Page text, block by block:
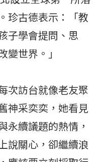
珍古德表示：「教
子學會提問、思
世界。」
次訪台就像老友聚
神采奕奕，她看見
永續議題的熱情，
說關心，卻繼續浪